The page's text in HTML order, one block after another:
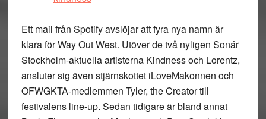
Ett mail från Spotify avslöjar att fyra nya namn är
klara för Way Out West. Utöver de två nyligen Sonár
Stockholm-aktuella artisterna Kindness och Lorentz,
ansluter sig även stjärnskottet iLoveMakonnen och
OFWGKTA-medlemmen Tyler, the Creator till
festivalens line-up. Sedan tidigare är bland annat